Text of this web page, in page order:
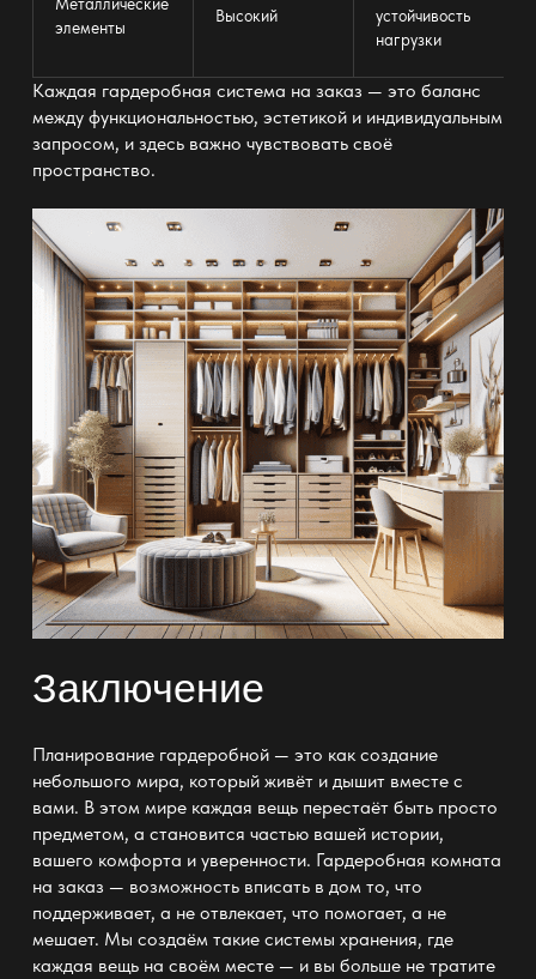
элементы
Высокий
устойчивость
нагрузки
Каждая гардеробная система на заказ — это баланс
между функциональностью, эстетикой и индивидуальным
запросом, и здесь важно чувствовать своё
пространство.
Заключение
Планирование гардеробной— это как создание
небольшого мира, который живёт и дышит вместе с
вами. В этом мире каждая вещь перестаёт быть просто
предметом, а становится частью вашей истории,
вашего комфорта и уверенности. Гардеробная комната
на заказ — возможность вписать в дом то, что
поддерживает, а не отвлекает, что помогает, а не
мешает. Мы создаём такие системы хранения, где
каждая вещь на своём месте — и вы больше не тратите